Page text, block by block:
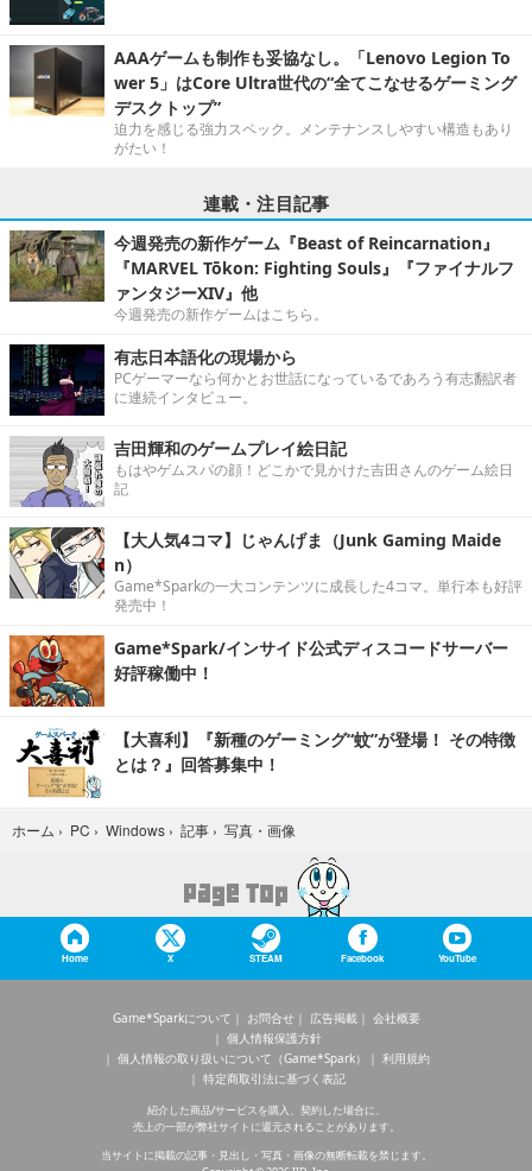
AAAゲームも制作も妥協なし。「Lenovo Legion To
wer 5」はCore Ultra世代の“全てこなせるゲーミング
デスクトップ”
迫力を感じる強力スペック。メンテナンスしやすい構造もあり
がたい！
連載・注目記事
今週発売の新作ゲーム『Beast of Reincarnation』
『MARVEL Tōkon: Fighting Souls』『ファイナルフ
ァンタジーXIV』他
今週発売の新作ゲームはこちら。
有志日本語化の現場から
PCゲーマーなら何かとお世話になっているであろう有志翻訳者
に連続インタビュー。
吉田輝和のゲームプレイ絵日記
もはやゲムスパの顔！どこかで見かけた吉田さんのゲーム絵日
記
【大人気4コマ】じゃんげま（Junk Gaming Maide
n）
Game*Sparkの一大コンテンツに成長した4コマ。単行本も好評
発売中！
Game*Spark/インサイド公式ディスコードサーバー
好評稼働中！
【大喜利】『新種のゲーミング“蚊”が登場！ その特徴
とは？』回答募集中！
ホーム › PC › Windows › 記事 › 写真・画像
Home X STEAM Facebook YouTube
Game*Sparkについて お問合せ 広告掲載
会社概要
個人情報保護方針
個人情報の取り扱いについて（Game*Spark）
利用規約
特定商取引法に基づく表記
紹介した商品/サービスを購入、契約した場合に、
売上の一部が弊社サイトに還元されることがあります。
当サイトに掲載の記事・見出し・写真・画像の無断転載を禁じます。